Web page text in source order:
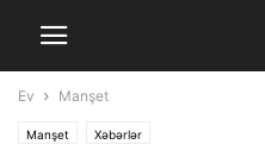
Ev Manşet
Manşet Xəbərlər